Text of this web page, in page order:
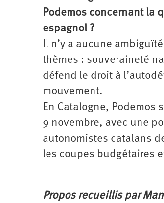
Podemos concernant la
espagnol ?
Il n’y a aucune
thèmes : souveraineté
défend le droit à
mouvement.
En Catalogne,
9 novembre, avec une
autonomistes catalans
les coupes budgétaires
Propos recueillis par